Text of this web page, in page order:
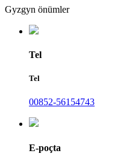
Gyzgyn önümler
Tel
Tel
00852-56154743
E-poçta